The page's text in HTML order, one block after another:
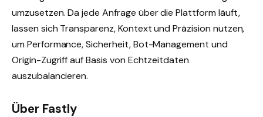
umzusetzen. Da jede Anfrage über die Plattform läuft,
lassen sich Transparenz, Kontext und Präzision nutzen,
um Performance, Sicherheit, Bot-Management und
Origin-Zugriff auf Basis von Echtzeitdaten
auszubalancieren.
Über Fastly